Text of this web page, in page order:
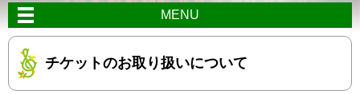
MENU
チケットのお取り扱いについて